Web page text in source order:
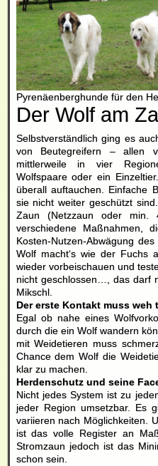
Pyrenäenberghunde für den
Der Wolf am
Selbstverständlich ging es
von Beutegreifern – allen
mittlerweile in vier
Wolfspaare oder ein
überall auftauchen. Einfache
sie nicht weiter geschützt
Zaun (Netzzaun oder
verschiedene Maßnahmen,
Kosten-Nutzen-Abwägung
Wolf macht‘s wie der Fuchs
wieder vorbeischauen und
nicht geschlossen…, das darf
Mikschl.
Der erste Kontakt muss weh
Egal ob nahe eines
durch die ein Wolf wandern
mit Weidetieren muss
Chance dem Wolf die
klar zu machen.
Herdenschutz und seine
Nicht jedes System ist zu
jeder Region umsetzbar. Es
variieren nach Möglichkeiten.
ist das volle Register an
Stromzaun jedoch ist das
schon sein.